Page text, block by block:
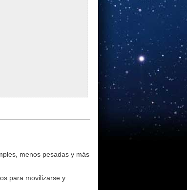
menos pesadas y más
para movilizarse y